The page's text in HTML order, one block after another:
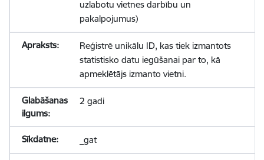
uzlabotu vietnes darbību un
pakalpojumus)
Reģistrē unikālu ID, kas tiek izmantots
statistisko datu iegūšanai par to, kā
apmeklētājs izmanto vietni.
2 gadi
_gat